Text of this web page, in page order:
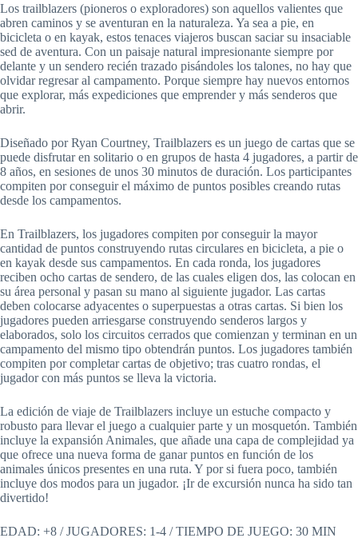
Los trailblazers (pioneros o exploradores) son aquellos valientes que
abren caminos y se aventuran en la naturaleza. Ya sea a pie, en
bicicleta o en kayak, estos tenaces viajeros buscan saciar su insaciable
sed de aventura. Con un paisaje natural impresionante siempre por
delante y un sendero recién trazado pisándoles los talones, no hay que
olvidar regresar al campamento. Porque siempre hay nuevos entornos
que explorar, más expediciones que emprender y más senderos que
abrir.
Diseñado por Ryan Courtney, Trailblazers es un juego de cartas que se
puede disfrutar en solitario o en grupos de hasta 4 jugadores, a partir de
8 años, en sesiones de unos 30 minutos de duración. Los participantes
compiten por conseguir el máximo de puntos posibles creando rutas
desde los campamentos.
En Trailblazers, los jugadores compiten por conseguir la mayor
cantidad de puntos construyendo rutas circulares en bicicleta, a pie o
en kayak desde sus campamentos. En cada ronda, los jugadores
reciben ocho cartas de sendero, de las cuales eligen dos, las colocan en
su área personal y pasan su mano al siguiente jugador. Las cartas
deben colocarse adyacentes o superpuestas a otras cartas. Si bien los
jugadores pueden arriesgarse construyendo senderos largos y
elaborados, solo los circuitos cerrados que comienzan y terminan en un
campamento del mismo tipo obtendrán puntos. Los jugadores también
compiten por completar cartas de objetivo; tras cuatro rondas, el
jugador con más puntos se lleva la victoria.
La edición de viaje de Trailblazers incluye un estuche compacto y
robusto para llevar el juego a cualquier parte y un mosquetón. También
incluye la expansión Animales, que añade una capa de complejidad ya
que ofrece una nueva forma de ganar puntos en función de los
animales únicos presentes en una ruta. Y por si fuera poco, también
incluye dos modos para un jugador. ¡Ir de excursión nunca ha sido tan
divertido!
EDAD: +8 / JUGADORES: 1-4 / TIEMPO DE JUEGO: 30 MIN